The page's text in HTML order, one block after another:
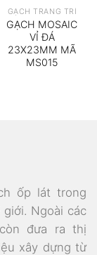
GẠCH TRANG TRÍ
GẠCH MOSAIC
VỈ ĐÁ
23X23MM MÃ
MS015
ốp lát trong
Ngoài các
đưa ra thị
xây dựng từ